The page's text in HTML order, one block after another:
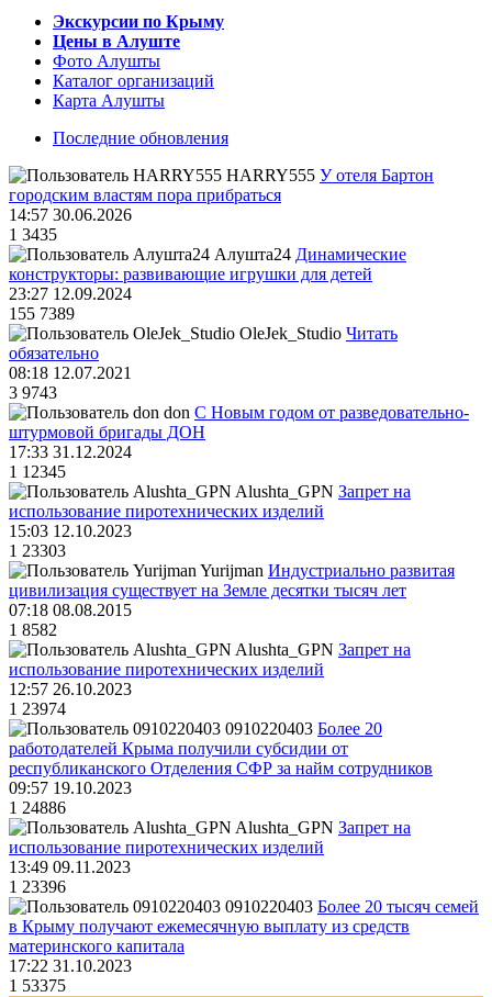
Экскурсии по Крыму
Цены в Алуште
Фото Алушты
Каталог организаций
Карта Алушты
Последние обновления
HARRY555 У отеля Бартон
городским властям пора прибраться
14:57 30.06.2026
1 3435
Алушта24 Динамические
конструкторы: развивающие игрушки для детей
23:27 12.09.2024
155 7389
OleJek_Studio Читать
обязательно
08:18 12.07.2021
3 9743
don С Новым годом от разведовательно-
штурмовой бригады ДОН
17:33 31.12.2024
1 12345
Alushta_GPN Запрет на
использование пиротехнических изделий
15:03 12.10.2023
1 23303
Yurijman Индустриально развитая
цивилизация существует на Земле десятки тысяч лет
07:18 08.08.2015
1 8582
Alushta_GPN Запрет на
использование пиротехнических изделий
12:57 26.10.2023
1 23974
0910220403 Более 20
работодателей Крыма получили субсидии от
республиканского Отделения СФР за найм сотрудников
09:57 19.10.2023
1 24886
Alushta_GPN Запрет на
использование пиротехнических изделий
13:49 09.11.2023
1 23396
0910220403 Более 20 тысяч семей
в Крыму получают ежемесячную выплату из средств
материнского капитала
17:22 31.10.2023
1 53375